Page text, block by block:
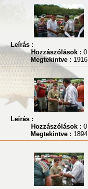
Leírás :
Hozzászólások : 0
Megtekintve : 1916
Leírás :
Hozzászólások : 0
Megtekintve : 1894